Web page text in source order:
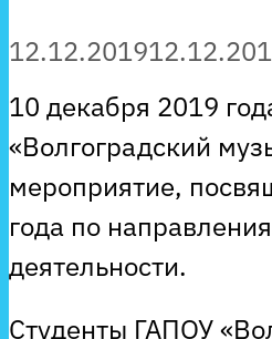
12.12.2019
10 декабря 2019
«Волгоградский
мероприятие,
года по
деятельности.
Студенты ГАПОУ